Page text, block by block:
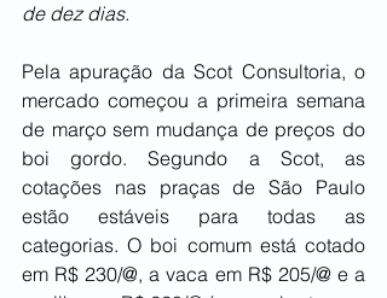
de dez dias.
Pela apuração da Scot Consultoria, o
mercado começou a primeira semana
de março sem mudança de preços do
boi gordo. Segundo a Scot, as
cotações nas praças de São Paulo
estão estáveis para todas as
categorias. O boi comum está cotado
em R$ 230/@, a vaca em R$ 205/@ e a